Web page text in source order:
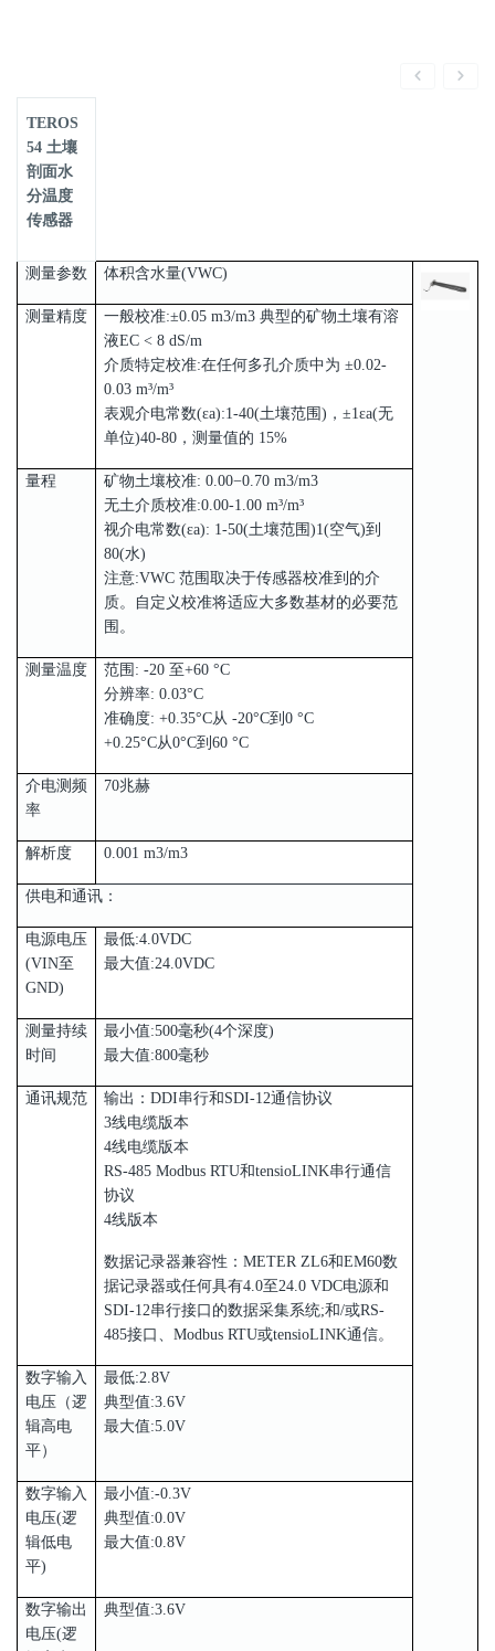
TEROS
54 土壤
剖面水
分温度
传感器
测量参数 体积含水量(VWC)
测量精度
一般校准:±0.05 m3/m3 典型的矿物土壤有溶
液EC < 8 dS/m
介质特定校准:在任何多孔介质中为 ±0.02-
0.03 m³/m³
表观介电常数(εa):1-40(土壤范围)，±1εa(无
单位)40-80，测量值的 15%
量程
矿物土壤校准: 0.00−0.70 m3/m3
无土介质校准:0.00-1.00 m³/m³
视介电常数(εa): 1-50(土壤范围)1(空气)到
80(水)
注意:VWC 范围取决于传感器校准到的介
质。自定义校准将适应大多数基材的必要范
围。
测量温度
范围: -20 至+60 °C
分辨率: 0.03°C
准确度: +0.35°C从 -20°C到0 °C
+0.25°C从0°C到60 °C
介电测频
率
70兆赫
解析度 0.001 m3/m3
供电和通讯：
电源电压
(VIN至
GND)
最低:4.0VDC
最大值:24.0VDC
测量持续
时间
最小值:500毫秒(4个深度)
最大值:800毫秒
通讯规范
输出：DDI串行和SDI-12通信协议
3线电缆版本
4线电缆版本
RS-485 Modbus RTU和tensioLINK串行通信
协议
4线版本
数据记录器兼容性：METER ZL6和EM60数
据记录器或任何具有4.0至24.0 VDC电源和
SDI-12串行接口的数据采集系统;和/或RS-
485接口、Modbus RTU或tensioLINK通信。
数字输入
电压（逻
辑高电
平）
最低:2.8V
典型值:3.6V
最大值:5.0V
数字输入
电压(逻
辑低电
平)
最小值:-0.3V
典型值:0.0V
最大值:0.8V
数字输出
电压(逻
典型值:3.6V